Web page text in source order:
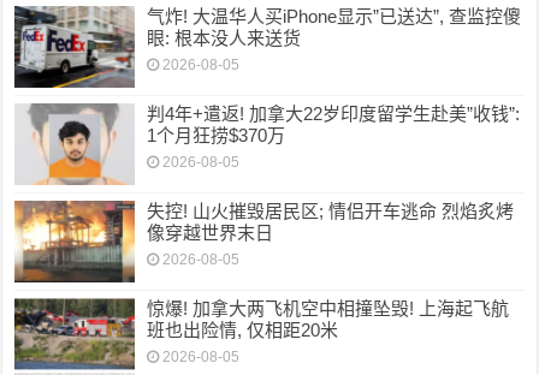
气炸! 大温华人买iPhone显示”已送达”, 查监控傻
眼: 根本没人来送货
2026-08-05
判4年+遣返! 加拿大22岁印度留学生赴美”收钱”:
1个月狂捞$370万
2026-08-05
失控! 山火摧毁居民区; 情侣开车逃命 烈焰炙烤
像穿越世界末日
2026-08-05
惊爆! 加拿大两飞机空中相撞坠毁! 上海起飞航
班也出险情, 仅相距20米
2026-08-05